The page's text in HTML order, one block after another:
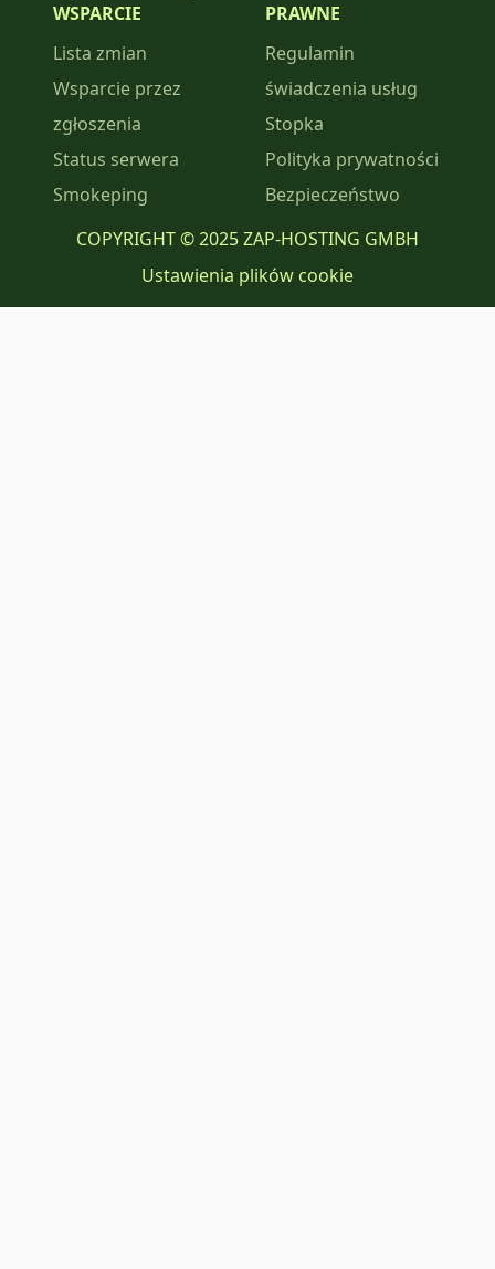
WSPARCIE
Lista zmian
Wsparcie przez
zgłoszenia
Status serwera
Smokeping
PRAWNE
Regulamin
świadczenia usług
Stopka
Polityka prywatności
Bezpieczeństwo
COPYRIGHT © 2025 ZAP-HOSTING GMBH
Ustawienia plików cookie